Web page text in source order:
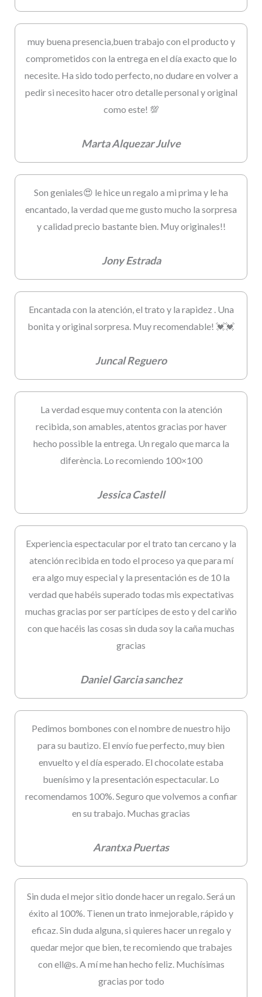
muy buena presencia,buen trabajo con el producto y
comprometidos con la entrega en el día exacto que lo
necesite. Ha sido todo perfecto, no dudare en volver a
pedir si necesito hacer otro detalle personal y original
como este! 💯
Marta Alquezar Julve
Son geniales😍 le hice un regalo a mi prima y le ha
encantado, la verdad que me gusto mucho la sorpresa
y calidad precio bastante bien. Muy originales!!
Jony Estrada
Encantada con la atención, el trato y la rapidez . Una
bonita y original sorpresa. Muy recomendable! 💓💓
Juncal Reguero
La verdad esque muy contenta con la atención
recibida, son amables, atentos gracias por haver
hecho possible la entrega. Un regalo que marca la
diferència. Lo recomiendo 100×100
Jessica Castell
Experiencia espectacular por el trato tan cercano y la
atención recibida en todo el proceso ya que para mí
era algo muy especial y la presentación es de 10 la
verdad que habéis superado todas mis expectativas
muchas gracias por ser partícipes de esto y del cariño
con que hacéis las cosas sin duda soy la caña muchas
gracias
Daniel Garcia sanchez
Pedimos bombones con el nombre de nuestro hijo
para su bautizo. El envío fue perfecto, muy bien
envuelto y el día esperado. El chocolate estaba
buenísimo y la presentación espectacular. Lo
recomendamos 100%. Seguro que volvemos a confiar
en su trabajo. Muchas gracias
Arantxa Puertas
Sin duda el mejor sitio donde hacer un regalo. Será un
éxito al 100%. Tienen un trato inmejorable, rápido y
eficaz. Sin duda alguna, si quieres hacer un regalo y
quedar mejor que bien, te recomiendo que trabajes
con ell@s. A mí me han hecho feliz. Muchísimas
gracias por todo